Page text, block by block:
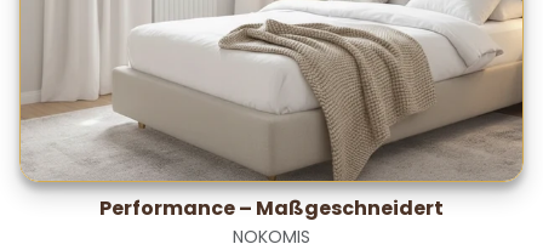
Performance – Maßgeschneidert
NOKOMIS